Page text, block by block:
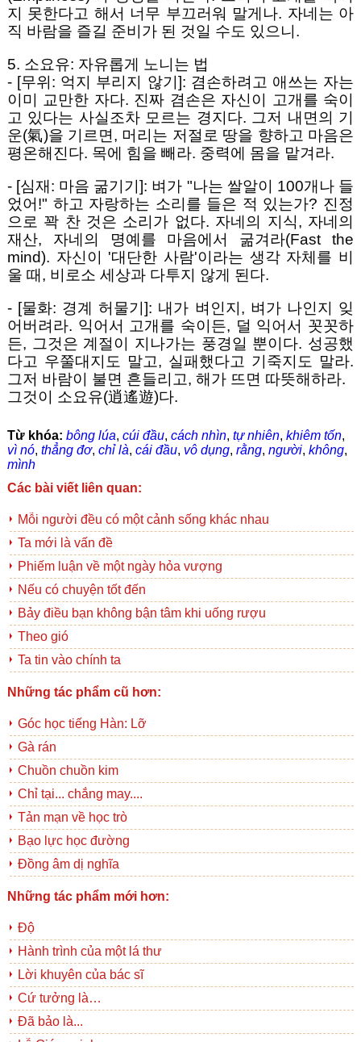
지 못한다고 해서 너무 부끄러워 말게나. 자네는 아
직 바람을 즐길 준비가 된 것일 수도 있으니.
5. 소요유: 자유롭게 노니는 법
- [무위: 억지 부리지 않기]: 겸손하려고 애쓰는 자는
이미 교만한 자다. 진짜 겸손은 자신이 고개를 숙이
고 있다는 사실조차 모르는 경지다. 그저 내면의 기
운(氣)을 기르면, 머리는 저절로 땅을 향하고 마음은
평온해진다. 목에 힘을 빼라. 중력에 몸을 맡겨라.
- [심재: 마음 굶기기]: 벼가 "나는 쌀알이 100개나 들
었어!" 하고 자랑하는 소리를 들은 적 있는가? 진정
으로 꽉 찬 것은 소리가 없다. 자네의 지식, 자네의
재산, 자네의 명예를 마음에서 굶겨라(Fast the
mind). 자신이 '대단한 사람'이라는 생각 자체를 비
울 때, 비로소 세상과 다투지 않게 된다.
- [물화: 경계 허물기]: 내가 벼인지, 벼가 나인지 잊
어버려라. 익어서 고개를 숙이든, 덜 익어서 꼿꼿하
든, 그것은 계절이 지나가는 풍경일 뿐이다. 성공했
다고 우쭐대지도 말고, 실패했다고 기죽지도 말라.
그저 바람이 불면 흔들리고, 해가 뜨면 따뜻해하라.
그것이 소요유(逍遙遊)다.
Từ khóa: bông lúa, cúi đầu, cách nhìn, tự nhiên, khiêm tốn,
vì nó, thẳng đơ, chỉ là, cái đầu, vô dụng, rằng, người, không,
mình
Các bài viết liên quan:
Mỗi người đều có một cảnh sống khác nhau
Ta mới là vấn đề
Phiếm luận về một ngày hỏa vượng
Nếu có chuyện tốt đến
Bảy điều bạn không bận tâm khi uống rượu
Theo gió
Ta tin vào chính ta
Những tác phẩm cũ hơn:
Góc học tiếng Hàn: Lỡ
Gà rán
Chuồn chuồn kim
Chỉ tại... chẳng may....
Tản mạn về học trò
Bạo lực học đường
Đồng âm dị nghĩa
Những tác phẩm mới hơn:
Độ
Hành trình của một lá thư
Lời khuyên của bác sĩ
Cứ tưởng là…
Đã bảo là...